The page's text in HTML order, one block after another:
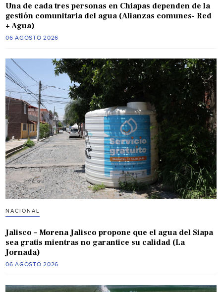
Una de cada tres personas en Chiapas dependen de la
gestión comunitaria del agua (Alianzas comunes- Red
+ Agua)
06 AGOSTO 2026
NACIONAL
Jalisco – Morena Jalisco propone que el agua del Siapa
sea gratis mientras no garantice su calidad (La
Jornada)
06 AGOSTO 2026